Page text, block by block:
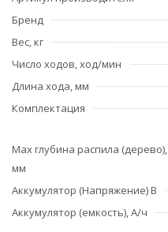
Бренд
Вес, кг
Число ходов, ход/мин
Длина хода, мм
Комплектация
Мах глубина распила (дерево),
мм
Аккумулятор (Напряжение) В
Аккумулятор (емкость), А/ч